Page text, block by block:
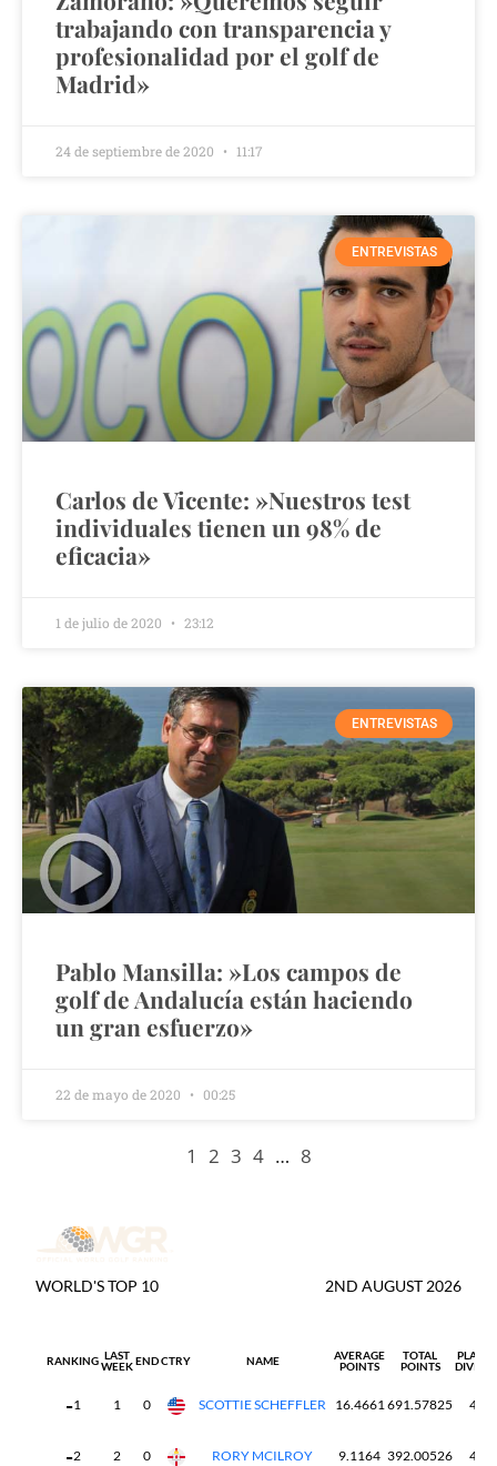
trabajando con transparencia y
profesionalidad por el golf de
Madrid»
24 de septiembre de 2020 11:17
ENTREVISTAS
Carlos de Vicente: »Nuestros test
individuales tienen un 98% de
eficacia»
1 de julio de 2020 23:12
ENTREVISTAS
Pablo Mansilla: »Los campos de
golf de Andalucía están haciendo
un gran esfuerzo»
22 de mayo de 2020 00:25
1 2 3 4 … 8